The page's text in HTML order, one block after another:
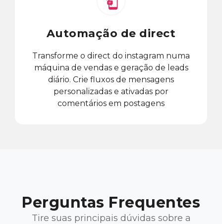
Automação de direct
Transforme o direct do instagram numa
máquina de vendas e geração de leads
diário. Crie fluxos de mensagens
personalizadas e ativadas por
comentários em postagens
Perguntas Frequentes
Tire suas principais dúvidas sobre a